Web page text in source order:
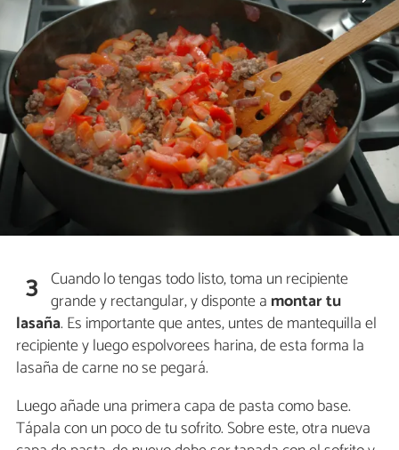
3 Cuando lo tengas todo listo, toma un recipiente
grande y rectangular, y disponte a montar tu
lasaña. Es importante que antes, untes de mantequilla el
recipiente y luego espolvorees harina, de esta forma la
lasaña de carne no se pegará.
Luego añade una primera capa de pasta como base.
Tápala con un poco de tu sofrito. Sobre este, otra nueva